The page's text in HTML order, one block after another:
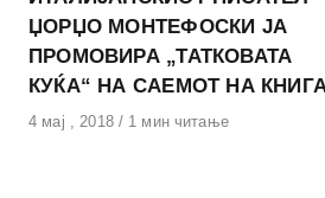
ЏОРЏО МОНТЕФОСКИ ЈА
ПРОМОВИРА „ТАТКОВАТА
КУЌА“ НА САЕМОТ НА
Објавено
4 мај , 2018 1 мин читање